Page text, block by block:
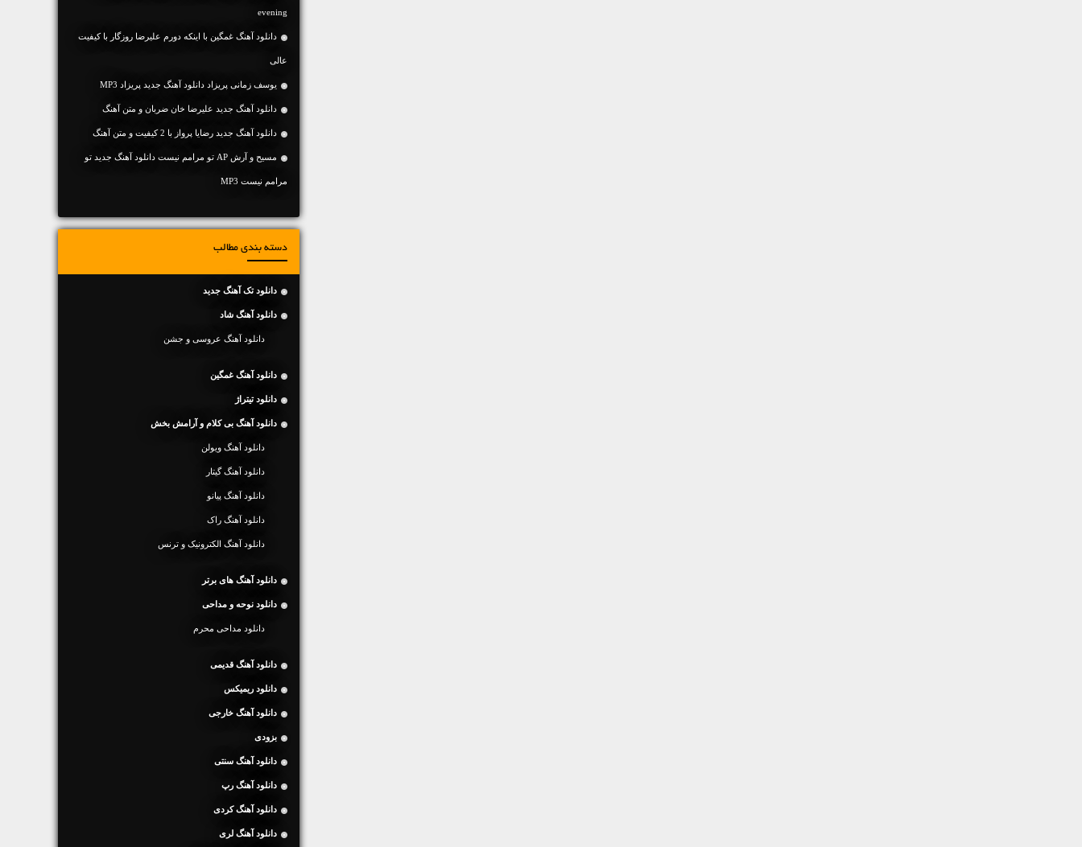
evening
دانلود آهنگ غمگین با اینکه دورم علیرضا روزگار با کیفیت
عالی
یوسف زمانی پریزاد دانلود آهنگ جدید پریزاد MP3
دانلود آهنگ جديد علیرضا خان ضربان و متن آهنگ
دانلود آهنگ جديد رضایا پرواز با 2 کیفیت و متن آهنگ
مسیح و آرش AP تو مرامم نیست دانلود آهنگ جدید تو
مرامم نیست MP3
دسته بندی مطالب
دانلود تک آهنگ جدید
دانلود آهنگ شاد
دانلود آهنگ عروسی و جشن
دانلود آهنگ غمگین
دانلود تیتراژ
دانلود آهنگ بی کلام و آرامش بخش
دانلود آهنگ ویولن
دانلود آهنگ گیتار
دانلود آهنگ پیانو
دانلود آهنگ راک
دانلود آهنگ الکترونیک و ترنس
دانلود آهنگ های برتر
دانلود نوحه و مداحی
دانلود مداحی محرم
دانلود آهنگ قدیمی
دانلود ریمیکس
دانلود آهنگ خارجی
بزودی
دانلود آهنگ سنتی
دانلود آهنگ رپ
دانلود آهنگ کردی
دانلود آهنگ لری